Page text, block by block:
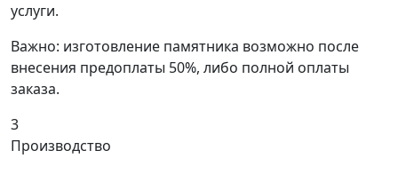
услуги.
Важно: изготовление памятника возможно после
внесения предоплаты 50%, либо полной оплаты
заказа.
3
Производство